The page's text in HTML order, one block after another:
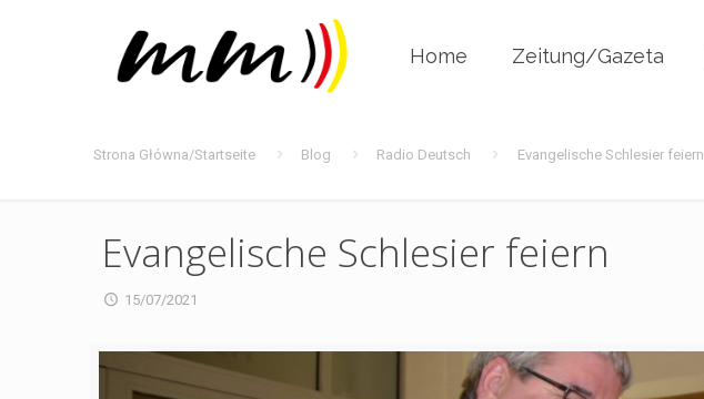
Home Zeitung/Gazeta
Strona Główna/Startseite Blog Radio Deutsch Evangelische Schlesier feiern
Evangelische Schlesier feiern
15/07/2021